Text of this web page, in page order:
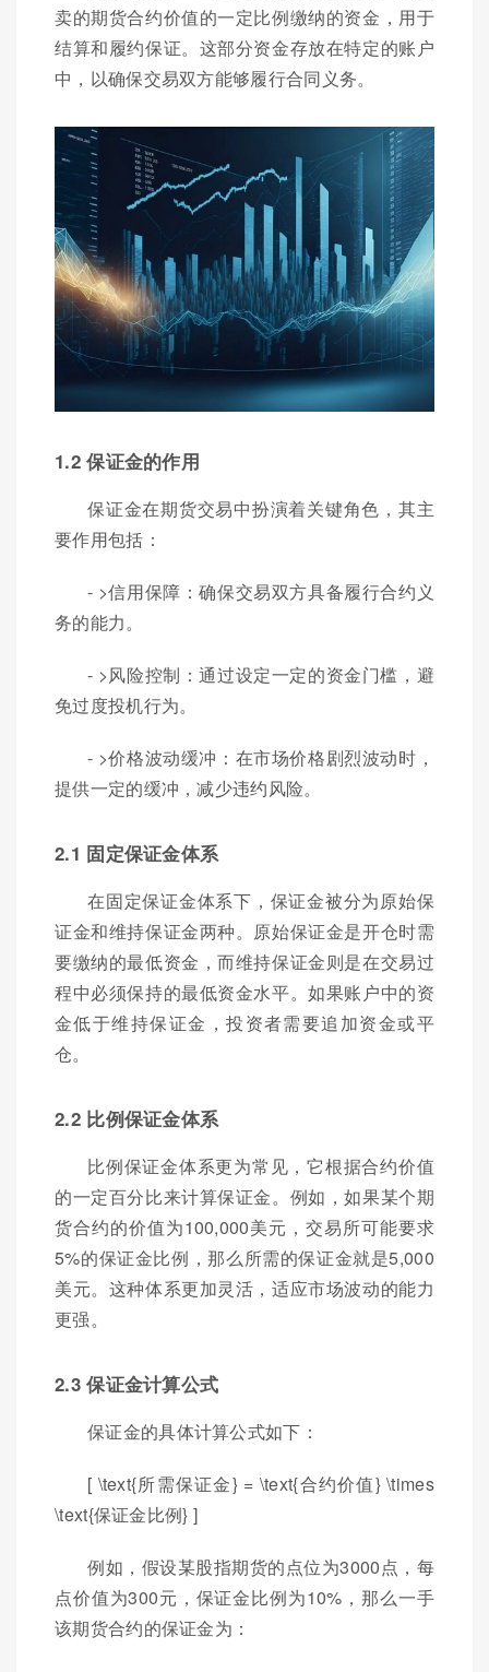
卖的期货合约价值的一定比例缴纳的资金，用于
结算和履约保证。这部分资金存放在特定的账户
中，以确保交易双方能够履行合同义务。
1.2 保证金的作用
保证金在期货交易中扮演着关键角色，其主
要作用包括：
- >信用保障：确保交易双方具备履行合约义
务的能力。
- >风险控制：通过设定一定的资金门槛，避
免过度投机行为。
- >价格波动缓冲：在市场价格剧烈波动时，
提供一定的缓冲，减少违约风险。
2.1 固定保证金体系
在固定保证金体系下，保证金被分为原始保
证金和维持保证金两种。原始保证金是开仓时需
要缴纳的最低资金，而维持保证金则是在交易过
程中必须保持的最低资金水平。如果账户中的资
金低于维持保证金，投资者需要追加资金或平
仓。
2.2 比例保证金体系
比例保证金体系更为常见，它根据合约价值
的一定百分比来计算保证金。例如，如果某个期
货合约的价值为100,000美元，交易所可能要求
5%的保证金比例，那么所需的保证金就是5,000
美元。这种体系更加灵活，适应市场波动的能力
更强。
2.3 保证金计算公式
保证金的具体计算公式如下：
[ \text{所需保证金} = \text{合约价值} \times
\text{保证金比例} ]
例如，假设某股指期货的点位为3000点，每
点价值为300元，保证金比例为10%，那么一手
该期货合约的保证金为：